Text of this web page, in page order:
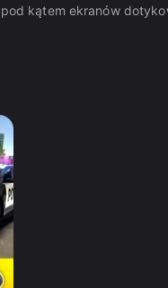
kątem ekranów